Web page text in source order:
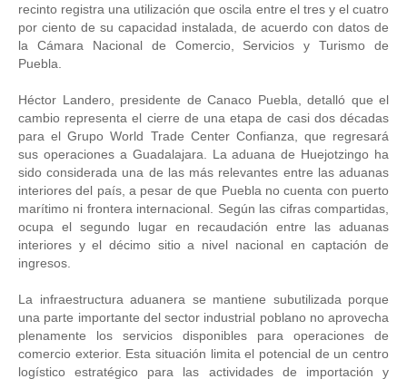
recinto registra una utilización que oscila entre el tres y el cuatro
por ciento de su capacidad instalada, de acuerdo con datos de
la Cámara Nacional de Comercio, Servicios y Turismo de
Puebla.
Héctor Landero, presidente de Canaco Puebla, detalló que el
cambio representa el cierre de una etapa de casi dos décadas
para el Grupo World Trade Center Confianza, que regresará
sus operaciones a Guadalajara. La aduana de Huejotzingo ha
sido considerada una de las más relevantes entre las aduanas
interiores del país, a pesar de que Puebla no cuenta con puerto
marítimo ni frontera internacional. Según las cifras compartidas,
ocupa el segundo lugar en recaudación entre las aduanas
interiores y el décimo sitio a nivel nacional en captación de
ingresos.
La infraestructura aduanera se mantiene subutilizada porque
una parte importante del sector industrial poblano no aprovecha
plenamente los servicios disponibles para operaciones de
comercio exterior. Esta situación limita el potencial de un centro
logístico estratégico para las actividades de importación y